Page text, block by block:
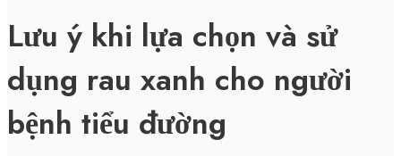
Lưu ý khi lựa chọn và sử
dụng rau xanh cho người
bệnh tiểu đường